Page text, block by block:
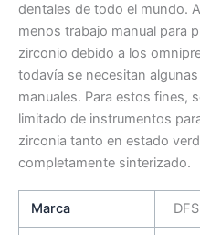
dentales de todo el mundo.
menos trabajo manual para
zirconio debido a los
todavía se necesitan
manuales. Para estos fines,
limitado de instrumentos
zirconia tanto en estado
completamente sinterizado.
Marca